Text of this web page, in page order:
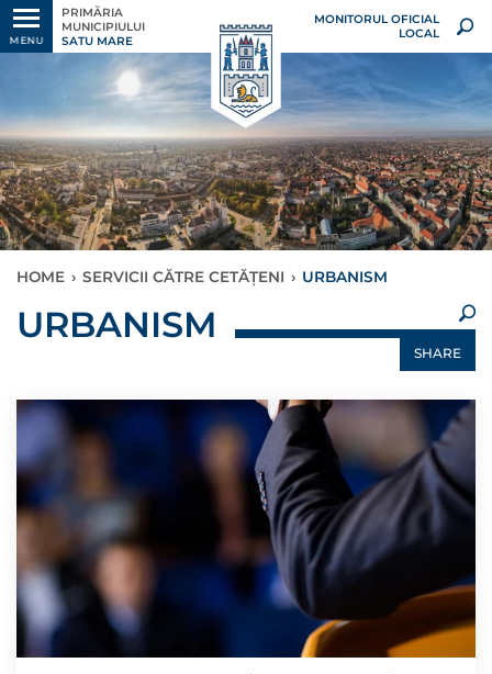
MENU
PRIMĂRIA
MUNICIPIULUI
SATU MARE
MONITORUL OFICIAL
LOCAL
HOME › SERVICII CĂTRE CETĂȚENI › URBANISM
×
URBANISM
SHARE